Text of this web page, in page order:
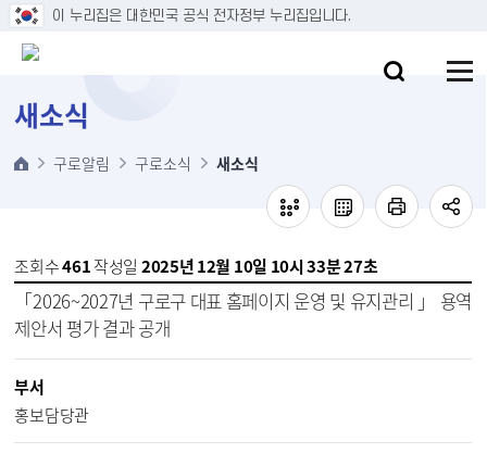
본문 바로가기
이 누리집은 대한민국 공식 전자정부 누리집입니다.
새소식
구로알림 구로소식 새소식
조회수461작성일 2025년 12월 10일 10시 33분 27초
「2026~2027년 구로구 대표 홈페이지 운영 및 유지관리 」 용역
제안서 평가 결과 공개
부서
홍보담당관